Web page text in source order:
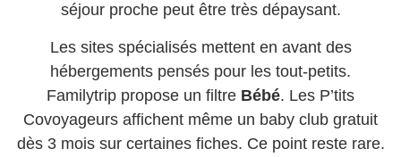
séjour proche peut être très dépaysant.
Les sites spécialisés mettent en avant des
hébergements pensés pour les tout-petits.
Familytrip propose un filtre Bébé. Les P’tits
Covoyageurs affichent même un baby club gratuit
dès 3 mois sur certaines fiches. Ce point reste rare.